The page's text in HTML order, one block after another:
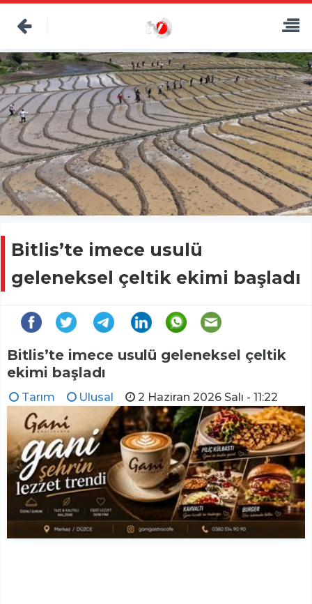
Bitlis’te imece usulü
geleneksel çeltik ekimi başladı
Bitlis’te imece usulü geleneksel çeltik
ekimi başladı
Tarım Ulusal 2 Haziran 2026 Salı - 11:22